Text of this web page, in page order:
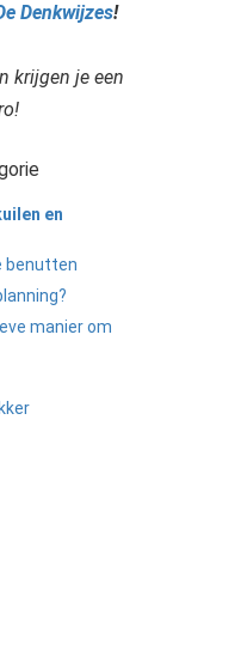
Denkwijzes!
krijgen je een
en
benutten
manier om